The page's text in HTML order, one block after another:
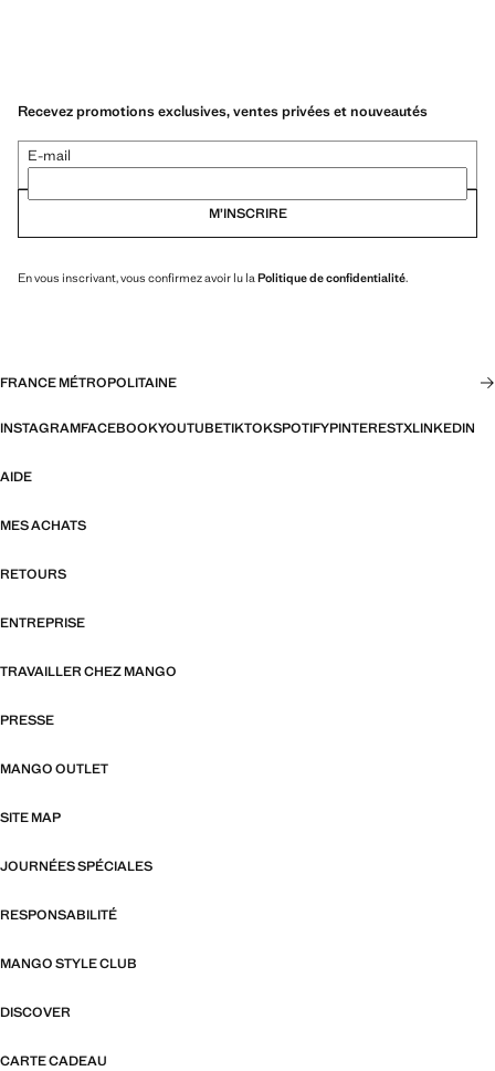
Recevez promotions exclusives, ventes privées et nouveautés
E-mail
M’INSCRIRE
En vous inscrivant, vous confirmez avoir lu laPolitique de confidentialité.
FRANCE MÉTROPOLITAINE
INSTAGRAMFACEBOOKYOUTUBETIKTOKSPOTIFYPINTERESTXLINKEDIN
AIDE
MES ACHATS
RETOURS
ENTREPRISE
TRAVAILLER CHEZ MANGO
PRESSE
MANGO OUTLET
SITE MAP
JOURNÉES SPÉCIALES
RESPONSABILITÉ
MANGO STYLE CLUB
DISCOVER
CARTE CADEAU